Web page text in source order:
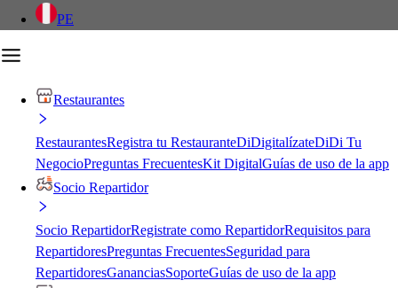
PE
Restaurantes
RestaurantesRegistra tu RestauranteDiDigitalízateDiDi Tu
NegocioPreguntas FrecuentesKit DigitalGuías de uso de la app
Socio Repartidor
Socio RepartidorRegistrate como RepartidorRequisitos para
RepartidoresPreguntas FrecuentesSeguridad para
RepartidoresGananciasSoporteGuías de uso de la app